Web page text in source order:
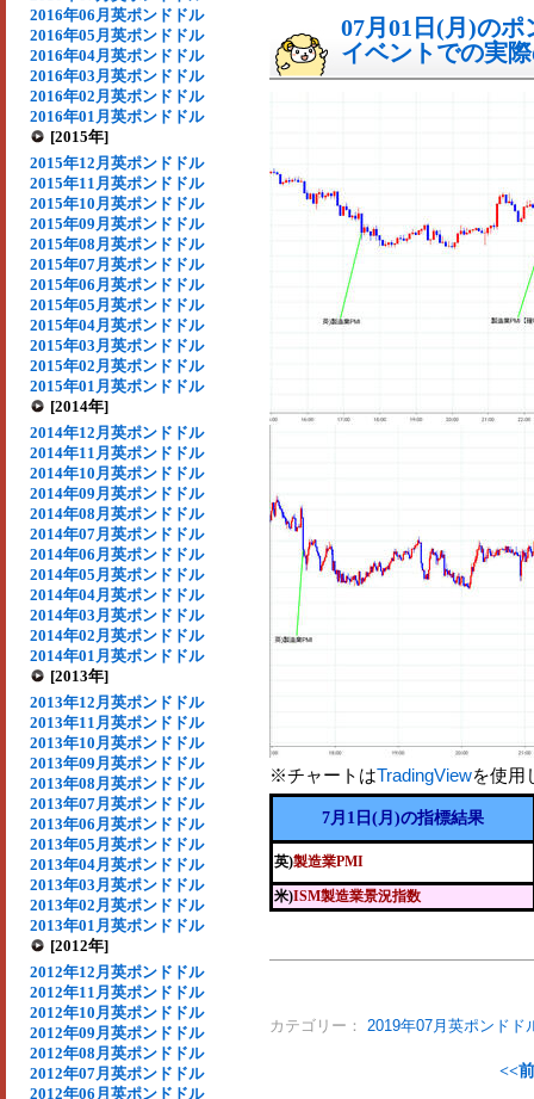
2016年06月英ポンドドル
2016年05月英ポンドドル
2016年04月英ポンドドル
2016年03月英ポンドドル
2016年02月英ポンドドル
2016年01月英ポンドドル
[2015年]
2015年12月英ポンドドル
2015年11月英ポンドドル
2015年10月英ポンドドル
2015年09月英ポンドドル
2015年08月英ポンドドル
2015年07月英ポンドドル
2015年06月英ポンドドル
2015年05月英ポンドドル
2015年04月英ポンドドル
2015年03月英ポンドドル
2015年02月英ポンドドル
2015年01月英ポンドドル
[2014年]
2014年12月英ポンドドル
2014年11月英ポンドドル
2014年10月英ポンドドル
2014年09月英ポンドドル
2014年08月英ポンドドル
2014年07月英ポンドドル
2014年06月英ポンドドル
2014年05月英ポンドドル
2014年04月英ポンドドル
2014年03月英ポンドドル
2014年02月英ポンドドル
2014年01月英ポンドドル
[2013年]
2013年12月英ポンドドル
2013年11月英ポンドドル
2013年10月英ポンドドル
2013年09月英ポンドドル
2013年08月英ポンドドル
2013年07月英ポンドドル
2013年06月英ポンドドル
2013年05月英ポンドドル
2013年04月英ポンドドル
2013年03月英ポンドドル
2013年02月英ポンドドル
2013年01月英ポンドドル
[2012年]
2012年12月英ポンドドル
2012年11月英ポンドドル
2012年10月英ポンドドル
2012年09月英ポンドドル
2012年08月英ポンドドル
2012年07月英ポンドドル
2012年06月英ポンドドル
07月01日(月)の
イベントでの実
※チャートはTradingViewを使用
7月1日(月)の指標結果
英)製造業PMI
米)ISM製造業景況指数
カテゴリー： 2019年07月英ポンドド
<<